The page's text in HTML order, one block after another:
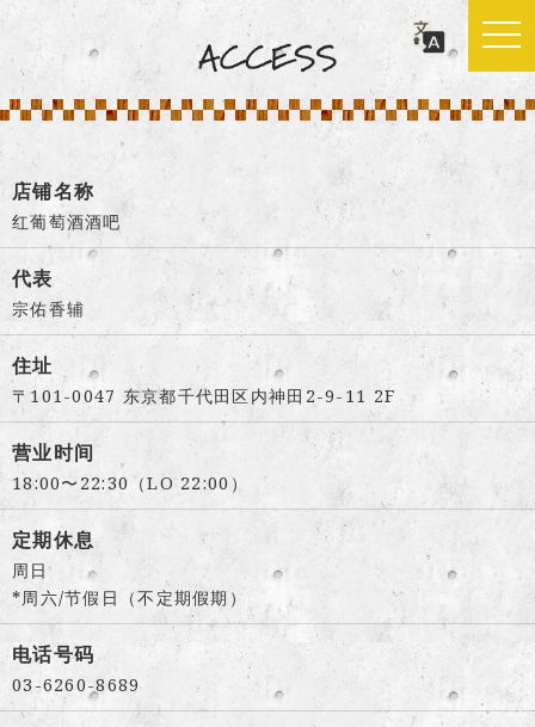
店铺名称
红葡萄酒酒吧
代表
宗佑香辅
住址
〒101-0047 东京都千代田区内神田2-9-11 2F
营业时间
18:00〜22:30（LO 22:00）
定期休息
周日
*周六/节假日（不定期假期）
电话号码
03-6260-8689